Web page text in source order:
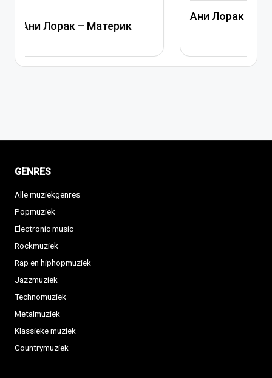
GENRES
Alle muziekgenres
Popmuziek
Electronic music
Rockmuziek
Rap en hiphopmuziek
Jazzmuziek
Technomuziek
Metalmuziek
Klassieke muziek
Countrymuziek